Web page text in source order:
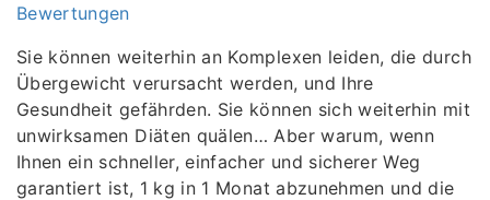
Bewertungen
Sie können weiterhin an Komplexen leiden, die durch
Übergewicht verursacht werden, und Ihre
Gesundheit gefährden. Sie können sich weiterhin mit
unwirksamen Diäten quälen… Aber warum, wenn
Ihnen ein schneller, einfacher und sicherer Weg
garantiert ist, 1 kg in 1 Monat abzunehmen und die